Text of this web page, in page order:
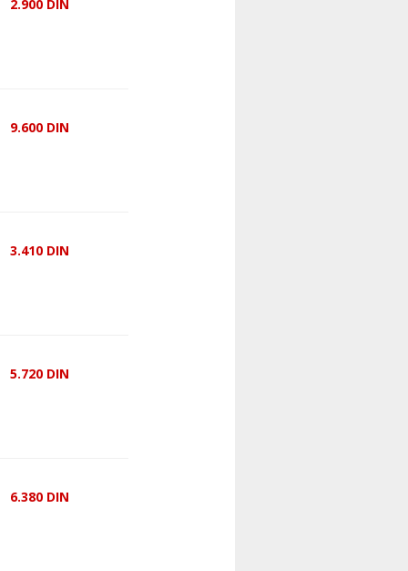
2.900 DIN
9.600 DIN
3.410 DIN
5.720 DIN
6.380 DIN